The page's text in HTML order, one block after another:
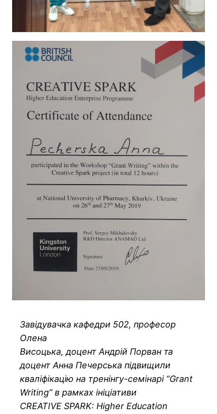
Завідувачка кафедри 502, професор
Олена
Висоцька, доцент Андрій Порван та
доцент Анна Печерська підвищили
кваліфікацію на тренінгу-семінарі “Grant
Writing” в рамках ініціативи
CREATIVE SPARK: Higher Education